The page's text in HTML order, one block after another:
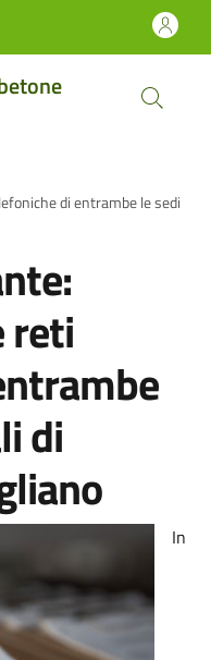
di entrambe le sedi
reti
di
In